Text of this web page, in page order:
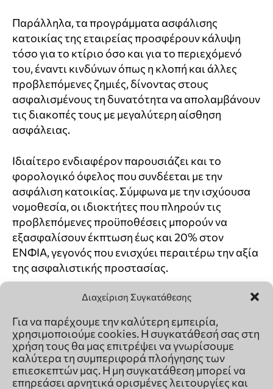
Διαχείριση Συγκατάθεσης
Για να παρέχουμε την καλύτερη εμπειρία,
χρησιμοποιούμε cookies. Η συγκατάθεσή σας στη
χρήση τους θα μας επιτρέψει να γνωρίσουμε
καλύτερα τη συμπεριφορά πλοήγησης των
επιεσκεπτών μας. Η μη συγκατάθεση μπορεί να
επηρεάσει αρνητικά ορισμένες λειτουργίες και